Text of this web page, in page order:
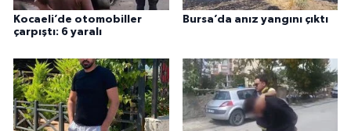
Kocaeli’de otomobiller
çarpıştı: 6 yaralı
Bursa’da anız yangını çıktı